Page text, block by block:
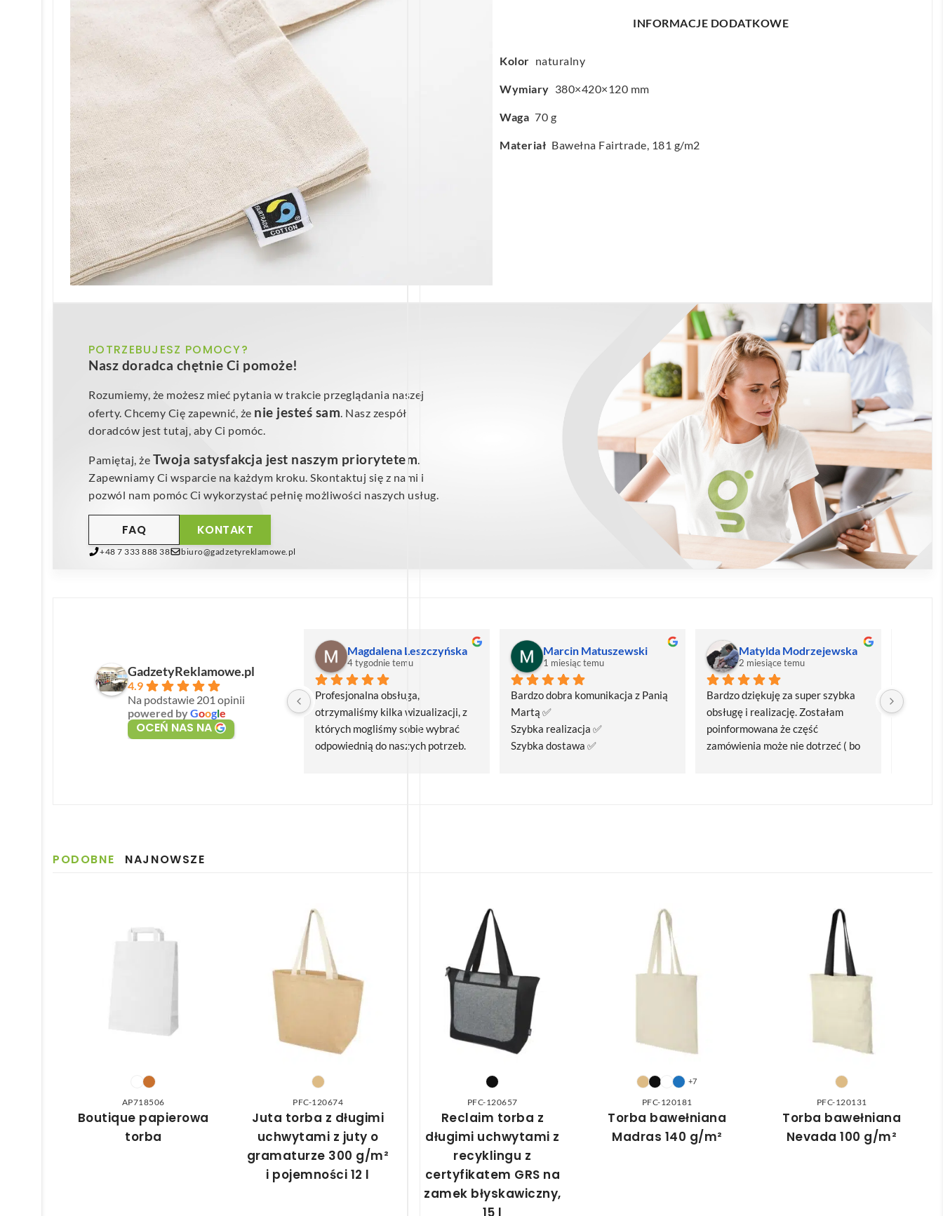
INFORMACJE DODATKOWE
Kolor naturalny
Wymiary 380×420×120 mm
Waga 70 g
Materiał Bawełna Fairtrade, 181 g/m2
POTRZEBUJESZ POMOCY?
Nasz doradca chętnie Ci pomoże!
Rozumiemy, że możesz mieć pytania w trakcie przeglądania naszej
oferty. Chcemy Cię zapewnić, że nie jesteś sam . Nasz zespół
doradców jest tutaj, aby Ci pomóc.
Pamiętaj, że Twoja satysfakcja jest naszym priorytetem
Zapewniamy Ci wsparcie na każdym kroku. Skontaktuj się z nami i
pozwól nam pomóc Ci wykorzystać pełnię możliwości naszych usług.
KONTAKT
FAQ
+48 7 333 888 38 biuro@gadzetyreklamowe.pl
GadzetyReklamowe.pl
4.9
Na podstawie 201 opinii
powered byGoogle
OCEŃ NAS NA
Magdalena Leszczyńska
4 tygodnie temu
Profesjonalna obsługa,
otrzymaliśmy kilka wizualizacji, z
których mogliśmy sobie wybrać
odpowiednią do naszych potrzeb.
Marcin Matuszewski
1 miesiąc temu
Bardzo dobra komunikacja z Panią
Martą ✅
Szybka realizacja ✅
Szybka dostawa ✅
Matylda Modrzejewska
2 miesiące temu
Bardzo dziękuję za super szybka
obsługę i realizację. Zostałam
poinformowana że część
zamówienia może nie dotrzeć ( bo
Bardzo
PODOBNE NAJNOWSZE
AP718506
Boutique papierowa
torba
PFC-120674
Juta torba z długimi
uchwytami z juty o
gramaturze 300 g/m²
i pojemności 12 l
PFC-120657
Reclaim torba z
długimi uchwytami z
recyklingu z
certyfikatem GRS na
zamek błyskawiczny,
15 l
+7
PFC-120181
Torba bawełniana
Madras 140 g/m²
PFC-120131
Torba bawełniana
Nevada 100 g/m²